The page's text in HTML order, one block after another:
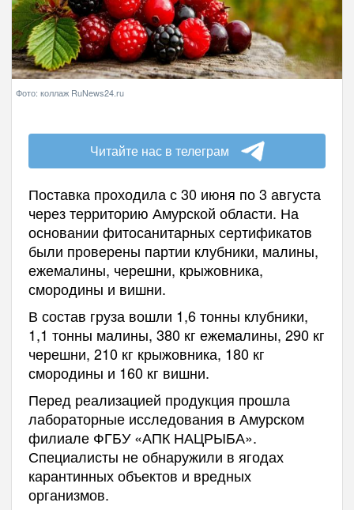
Фото: коллаж RuNews24.ru
Читайте нас в телеграм
Поставка проходила с 30 июня по 3 августа
через территорию Амурской области. На
основании фитосанитарных сертификатов
были проверены партии клубники, малины,
ежемалины, черешни, крыжовника,
смородины и вишни.
В состав груза вошли 1,6 тонны клубники,
1,1 тонны малины, 380 кг ежемалины, 290 кг
черешни, 210 кг крыжовника, 180 кг
смородины и 160 кг вишни.
Перед реализацией продукция прошла
лабораторные исследования в Амурском
филиале ФГБУ «АПК НАЦРЫБА».
Специалисты не обнаружили в ягодах
карантинных объектов и вредных
организмов.